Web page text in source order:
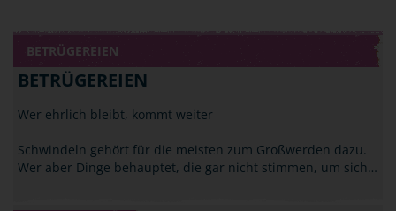
BETRÜGEREIEN
BETRÜGEREIEN
Wer ehrlich bleibt, kommt weiter
Schwindeln gehört für die meisten zum Großwerden dazu.
Wer aber Dinge behauptet, die gar nicht stimmen, um sich…